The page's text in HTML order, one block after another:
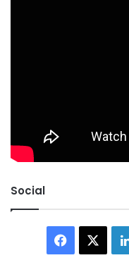
Social
Facebook